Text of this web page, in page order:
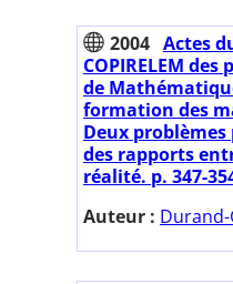
2004 Actes
COPIRELEM
de
formation des
Deux
des rapports
réalité. p. 347-
Auteur :